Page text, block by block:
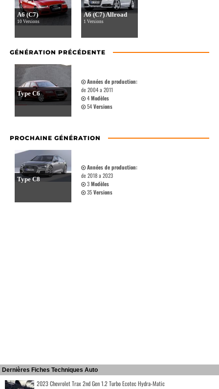
A6 (C7)
10 Versions
A6 (C7) Allroad
1 Versions
GÉNÉRATION PRÉCÉDENTE
Type C6
Années de production:
de 2004 a 2011
4Modèles
54Versions
PROCHAINE GÉNÉRATION
Type C8
Années de production:
de 2018 a 2023
3Modèles
35Versions
Dernières Fiches Techniques Auto
2023 Chevrolet Trax 2nd Gen 1.2 Turbo Ecotec Hydra-Matic